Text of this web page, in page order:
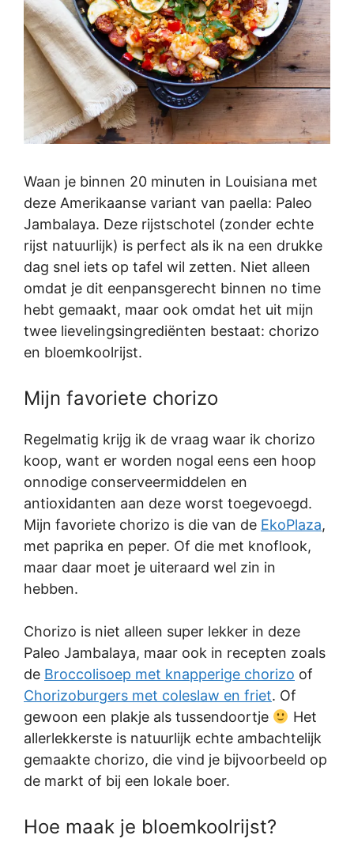
Waan je binnen 20 minuten in Louisiana met
deze Amerikaanse variant van paella: Paleo
Jambalaya. Deze rijstschotel (zonder echte
rijst natuurlijk) is perfect als ik na een drukke
dag snel iets op tafel wil zetten. Niet alleen
omdat je dit eenpansgerecht binnen no time
hebt gemaakt, maar ook omdat het uit mijn
twee lievelingsingrediënten bestaat: chorizo
en bloemkoolrijst.
Mijn favoriete chorizo
Regelmatig krijg ik de vraag waar ik chorizo
koop, want er worden nogal eens een hoop
onnodige conserveermiddelen en
antioxidanten aan deze worst toegevoegd.
Mijn favoriete chorizo is die van de EkoPlaza,
met paprika en peper. Of die met knoflook,
maar daar moet je uiteraard wel zin in
hebben.
Chorizo is niet alleen super lekker in deze
Paleo Jambalaya, maar ook in recepten zoals
de Broccolisoep met knapperige chorizo of
Chorizoburgers met coleslaw en friet. Of
gewoon een plakje als tussendoortje
Het
allerlekkerste is natuurlijk echte ambachtelijk
gemaakte chorizo, die vind je bijvoorbeeld op
de markt of bij een lokale boer.
Hoe maak je bloemkoolrijst?